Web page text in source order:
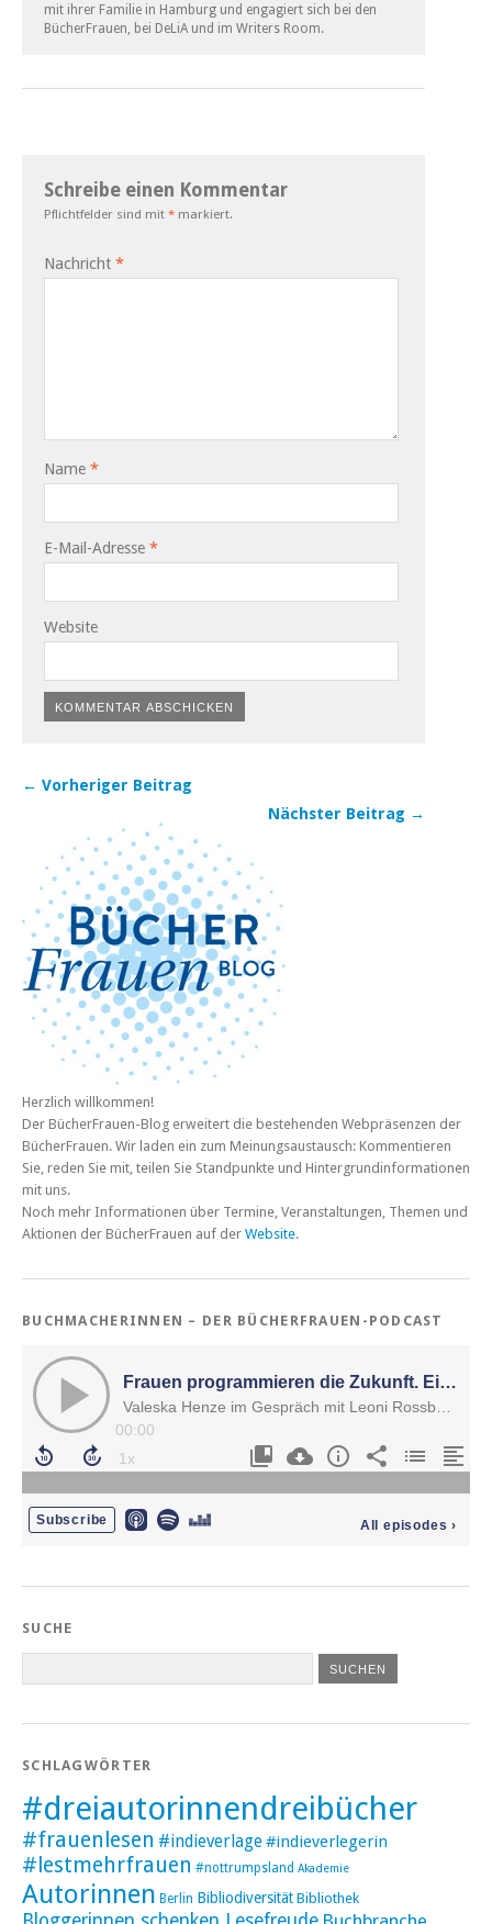
mit ihrer Familie in Hamburg und engagiert sich bei den
BücherFrauen, bei DeLiA und im Writers Room.
Schreibe einen Kommentar
Pflichtfelder sind mit * markiert.
Nachricht *
Name *
E-Mail-Adresse *
Website
← Vorheriger Beitrag
Nächster Beitrag →
Herzlich willkommen!
Der BücherFrauen-Blog erweitert die bestehenden Webpräsenzen der
BücherFrauen. Wir laden ein zum Meinungsaustausch: Kommentieren
Sie, reden Sie mit, teilen Sie Standpunkte und Hintergrundinformationen
mit uns.
Noch mehr Informationen über Termine, Veranstaltungen, Themen und
Aktionen der BücherFrauen auf der Website.
BUCHMACHERINNEN – DER BÜCHERFRAUEN-PODCAST
SUCHE
SCHLAGWÖRTER
#dreiautorinnendreibücher
#frauenlesen #indieverlage#indieverlegerin
#lestmehrfrauen #nottrumpsland Akademie
Autorinnen Berlin Bibliodiversität Bibliothek